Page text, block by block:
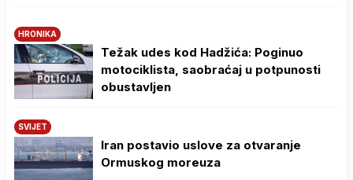
HRONIKA
Težak udes kod Hadžića: Poginuo
motociklista, saobraćaj u potpunosti
obustavljen
SVIJET
Iran postavio uslove za otvaranje
Ormuskog moreuza